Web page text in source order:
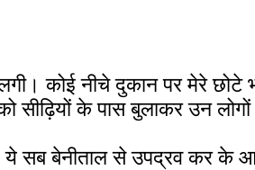
कोई नीचे दुकान पर मेरे छोटे
सीढ़ियों के पास बुलाकर उन
ये सब बेनीताल से उपद्रव कर के